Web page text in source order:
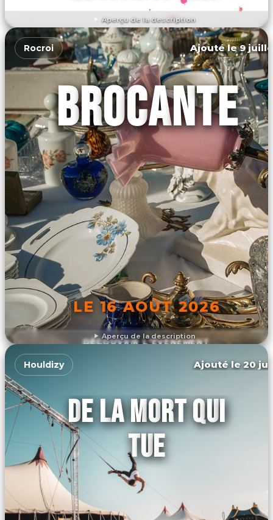
Aperçu de la description
DÉCOUVRIR L'ÉVÉNEMENT
Aperçu de la description
Rocroi Ajouté le 9
BROCANTE
LE 16 AOÛT 2026
DÉCOUVRIR L'ÉVÉNEMENT
Houldizy Ajouté le 20
DE LA MORT QUI
TUE